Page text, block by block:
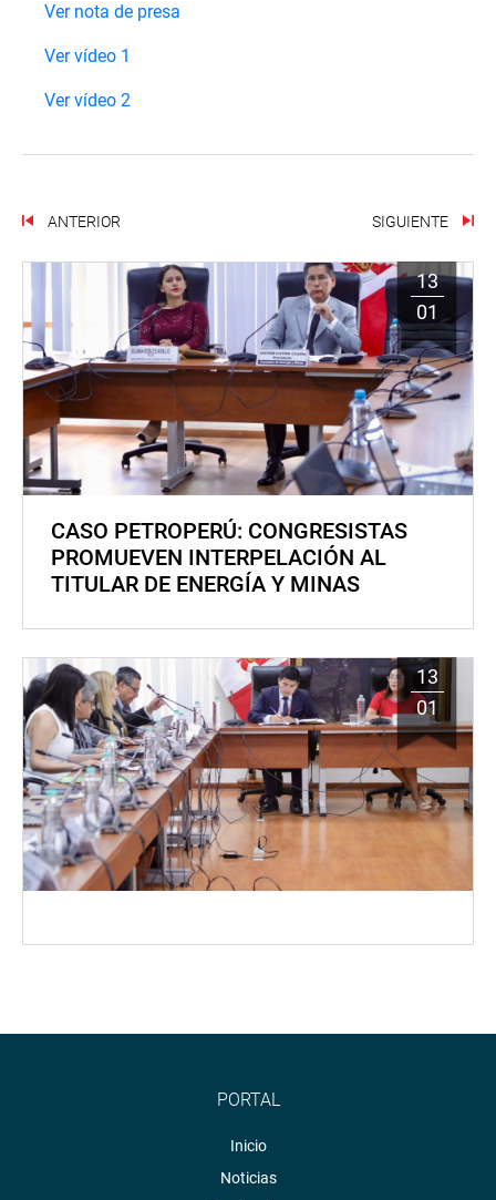
Ver nota de presa
Ver vídeo 1
Ver vídeo 2
ANTERIOR SIGUIENTE
13
01
CASO PETROPERÚ: CONGRESISTAS
PROMUEVEN INTERPELACIÓN AL
TITULAR DE ENERGÍA Y MINAS
13
01
PORTAL
Inicio
Noticias